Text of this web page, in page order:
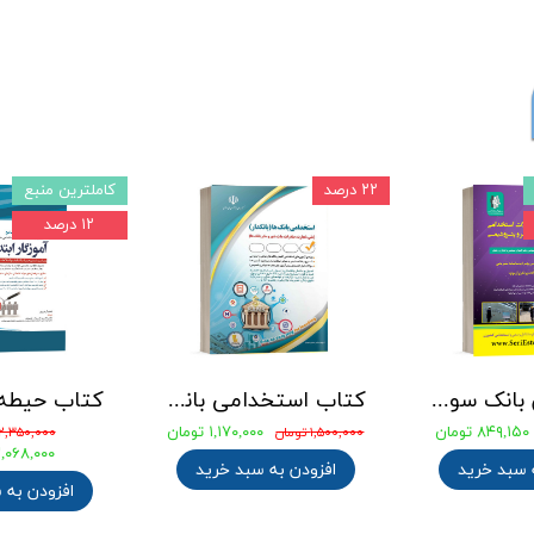
۲,۳۵۰,۰۰۰
۲,۰۶۸,۰۰۰
افزودن
کاملترین منبع
۱۲ درصد
کتاب استخدامی بانک های خصوصی و دولتی (بانکدار) 1404 انتشارات آراه
۱,۵۰۰,۰۰۰ تومان ۱,۱۷۰,۰۰۰ تومان
افزودن به سبد خرید
۲۲ درصد
جامع ترین بانک سوالات استخدامی مهندسی شیمی، پلیمر و پتروشیمی
۸۴۹,۱۵۰ تومان
سبد خرید